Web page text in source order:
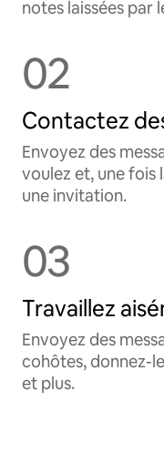
notes laissées par
02
Contactez
Envoyez des
voulez et, une fois
une invitation.
03
Travaillez
Envoyez des
cohôtes, donnez-
et plus.